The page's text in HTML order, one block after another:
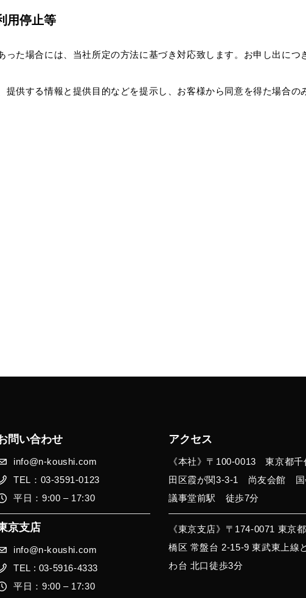
用停止等
った場合には、当社所定の方法に基づき対応致します。お申し出に
供する情報と提供目的などを提示し、お客様から同意を得た場合の
問い合わせ
info@n-koushi.com
TEL：03-3591-0123
平日：9:00 – 17:30
京支店
info@n-koushi.com
TEL : 03-5916-4333
平日：9:00 – 17:30
アクセス
《本社》〒100-0013 東京都千
田区霞が関3-3-1 尚友会館 国
議事堂前駅 徒歩7分
《東京支店》〒174-0071 東京
橋区 常盤台 2-15-9 東武東上線
わ台 北⼝徒歩3分